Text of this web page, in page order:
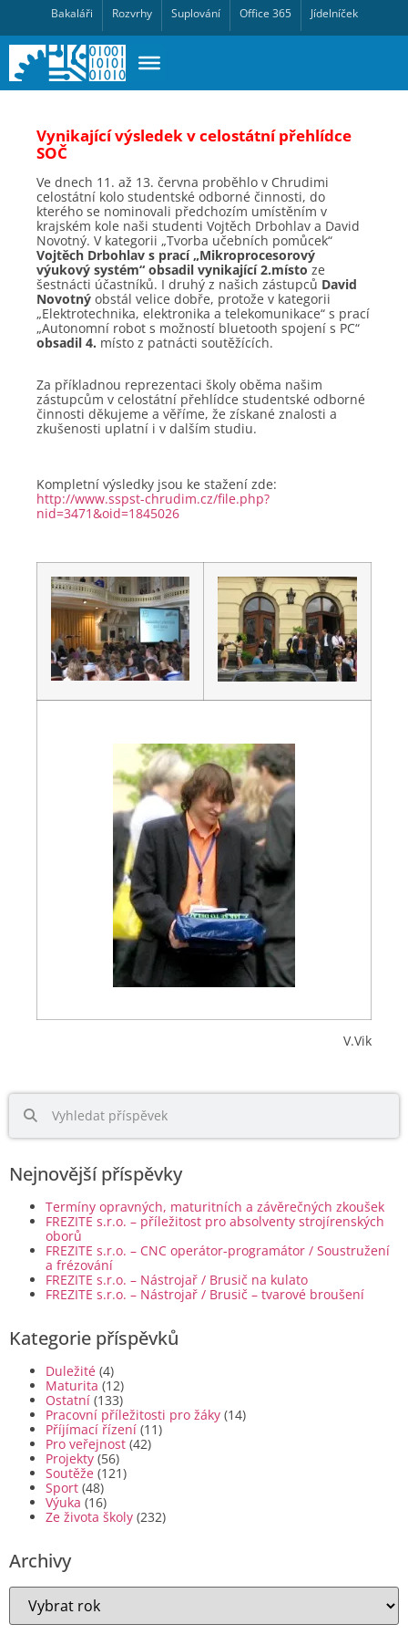
Bakaláři Rozvrhy Suplování Office 365 Jídelníček
Nejnovější příspěvky
Termíny opravných, maturitních a závěrečných zkoušek
FREZITE s.r.o. – příležitost pro absolventy strojírenských
oborů
FREZITE s.r.o. – CNC operátor-programátor / Soustružení
a frézování
FREZITE s.r.o. – Nástrojař / Brusič na kulato
FREZITE s.r.o. – Nástrojař / Brusič – tvarové broušení
Kategorie příspěvků
Duležité (4)
Maturita (12)
Ostatní (133)
Pracovní příležitosti pro žáky (14)
Příjímací řízení (11)
Pro veřejnost (42)
Projekty (56)
Soutěže (121)
Sport (48)
Výuka (16)
Ze života školy (232)
Archivy
Vynikající výsledek v celostátní přehlídce
SOČ
Ve dnech 11. až 13. června proběhlo v Chrudimi
celostátní kolo studentské odborné činnosti, do
kterého se nominovali předchozím umístěním v
krajském kole naši studenti Vojtěch Drbohlav a David
Novotný. V kategorii „Tvorba učebních pomůcek“
Vojtěch Drbohlav s prací „Mikroprocesorový
výukový systém“ obsadil vynikající 2.místo ze
šestnácti účastníků. I druhý z našich zástupců David
Novotný obstál velice dobře, protože v kategorii
„Elektrotechnika, elektronika a telekomunikace“ s prací
„Autonomní robot s možností bluetooth spojení s PC“
obsadil 4. místo z patnácti soutěžících.
Za příkladnou reprezentaci školy oběma našim
zástupcům v celostátní přehlídce studentské odborné
činnosti děkujeme a věříme, že získané znalosti a
zkušenosti uplatní i v dalším studiu.
Kompletní výsledky jsou ke stažení zde:
http://www.sspst-chrudim.cz/file.php?
nid=3471&oid=1845026
V.Vik